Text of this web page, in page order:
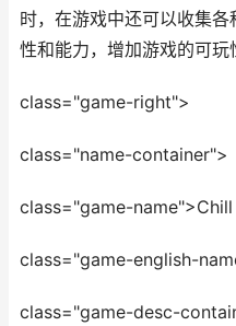
时，在游戏中还可以收集
性和能力，增加游戏的可玩
class="game-right">
class="name-container">
class="game-name">Chill
class="game-english-
class="game-desc-